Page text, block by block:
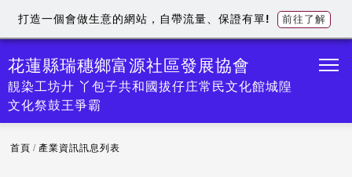
花蓮縣瑞穗鄉富源社區發展協會
靚染工坊廾 丫包子共和國拔仔庄常民文化館城隍
文化祭鼓王爭霸
首頁 / 產業資訊訊息列表
打造一個會做生意的網站，自帶流量、保證有單! 前往了解